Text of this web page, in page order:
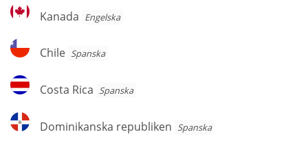
Kanada
Kanada Engelska
Chile
Chile Spanska
Costa
Rica
Costa Rica Spanska
Dominikanska
republiken
Dominikanska republiken Spanska